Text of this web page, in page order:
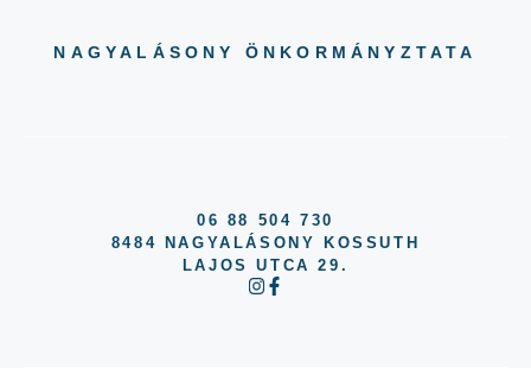
NAGYALÁSONY ÖNKORMÁNYZTATA
06 88 504 730
8484 NAGYALÁSONY KOSSUTH
LAJOS UTCA 29.